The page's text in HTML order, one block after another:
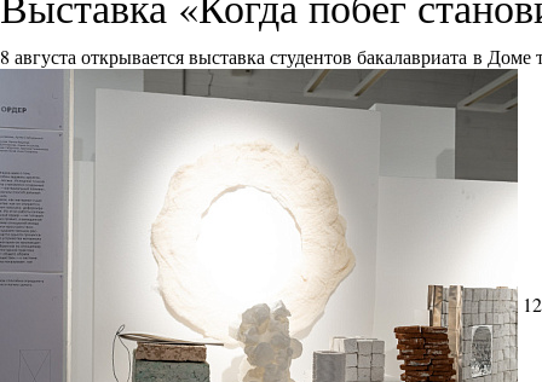
8 августа открывается выставка студентов бакалавриата в